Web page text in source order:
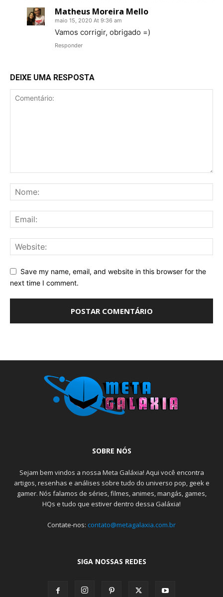
Matheus Moreira Mello
maio 15, 2020 At 9:36 am
Vamos corrigir, obrigado =)
Responder
DEIXE UMA RESPOSTA
Save my name, email, and website in this browser for the
next time I comment.
SOBRE NÓS
Sejam bem vindos a nossa Meta Galáxia! Aqui você encontra
artigos, resenhas e análises sobre tudo do universo pop, geek e
gamer. Nós falamos de séries, filmes, animes, mangás, games,
HQs e tudo que estiver dentro dessa Galáxia!
Contate-nos: contato@metagalaxia.com.br
SIGA NOSSAS REDES